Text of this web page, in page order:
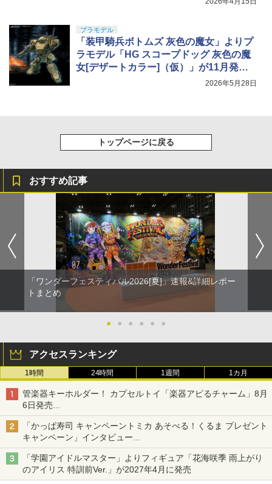
プラモデル
「装甲騎兵ボトムズ 灰色の魔女」よりプ
ラモデル「HG スコープドッグ 灰色の魔
女[デザートカラー]（仮）」が11月発
2026年5月28日
トップページに戻る
おすすめ記事
「ワンダーフェスティバル2026[夏]」速報&詳細レポー
トまとめ
● ● ● ● ● ●
アクセスランキング
1時間 24時間 1週間 1カ月
管楽器キーホルダー！ カプセルトイ「楽器アピるチャーム」8月
6日発売
チューバ、テナサクなど5種各3色
「かっぱ寿司 キャンペーントミカ あそべる！くるま プレゼント
キャンペーン」インタビュー
子どもが楽しめるかっぱ寿司ならではの体験とコラボの楽しさを
追求
「学園アイドルマスター」よりフィギュア「花海咲季 雨上がり
のアイリス 特訓前Ver.」が2027年4月に発売